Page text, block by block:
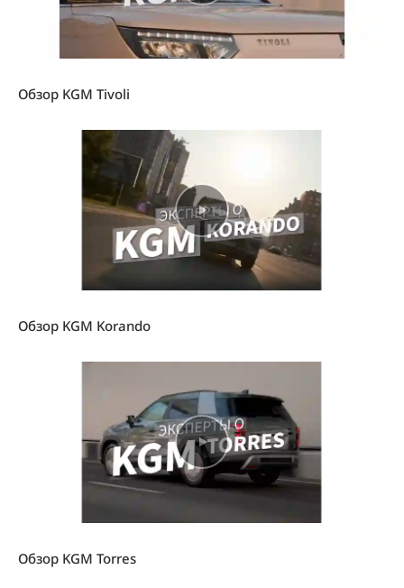
Обзор KGM Tivoli
Обзор KGM Korando
Обзор KGM Torres